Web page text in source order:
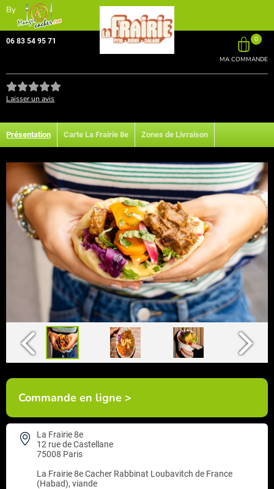
By
06 83 54 95 71
MA COMMANDE
0
Laisser un avis
Présentation Carte La Frairie 8e Zones de Livraison
Commande en ligne >
La Frairie 8e
12 rue de Castellane
75008 Paris
La Frairie 8eCacher Rabbinat Loubavitch de France
(Habad), viande